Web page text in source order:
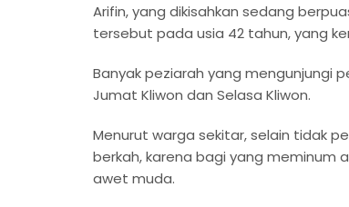
Arifin, yang dikisahkan sedang
tersebut pada usia 42 tahun, yang
Banyak peziarah yang mengunjungi
Jumat Kliwon dan Selasa Kliwon.
Menurut warga sekitar, selain tidak
berkah, karena bagi yang meminum
awet muda.